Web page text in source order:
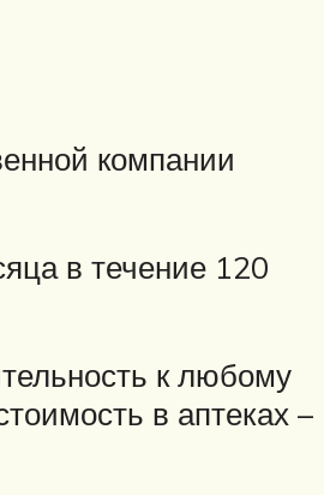
компании
в течение 120
к любому
в аптеках –